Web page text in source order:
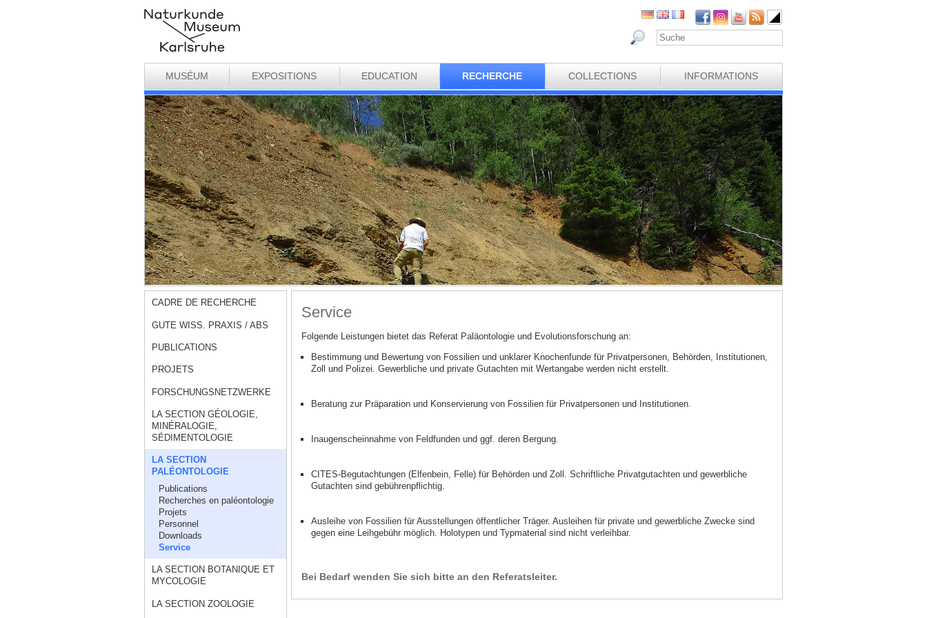
MUSÉUM EXPOSITIONS EDUCATION RECHERCHE COLLECTIONS INFORMATIONS
CADRE DE RECHERCHE
GUTE WISS. PRAXIS / ABS
PUBLICATIONS
PROJETS
FORSCHUNGSNETZWERKE
LA SECTION GÉOLOGIE,
MINÉRALOGIE,
SÉDIMENTOLOGIE
LA SECTION
PALÉONTOLOGIE
Publications
Recherches en paléontologie
Projets
Personnel
Downloads
Service
LA SECTION BOTANIQUE ET
MYCOLOGIE
LA SECTION ZOOLOGIE
Service
Folgende Leistungen bietet das Referat Paläontologie und Evolutionsforschung an:
Bestimmung und Bewertung von Fossilien und unklarer Knochenfunde für Privatpersonen, Behörden, Institutionen,
Zoll und Polizei. Gewerbliche und private Gutachten mit Wertangabe werden nicht erstellt.
Beratung zur Präparation und Konservierung von Fossilien für Privatpersonen und Institutionen.
Inaugenscheinnahme von Feldfunden und ggf. deren Bergung.
CITES-Begutachtungen (Elfenbein, Felle) für Behörden und Zoll. Schriftliche Privatgutachten und gewerbliche
Gutachten sind gebührenpflichtig.
Ausleihe von Fossilien für Ausstellungen öffentlicher Träger. Ausleihen für private und gewerbliche Zwecke sind
gegen eine Leihgebühr möglich. Holotypen und Typmaterial sind nicht verleihbar.
Bei Bedarf wenden Sie sich bitte an den Referatsleiter.